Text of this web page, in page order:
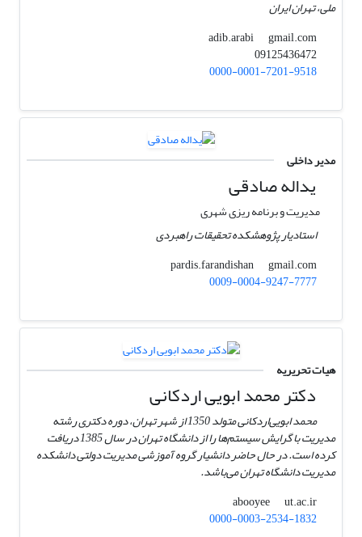
ملی، تهران ایران
adib.arabi
gmail.com
09125436472
0000-0001-7201-9518
مدیر داخلی
یداله صادقی
مدیریت و برنامه ریزی شهری
استادیار پژوهشکده تحقیقات راهبردی
pardis.farandishan
gmail.com
0009-0004-9247-7777
هیات تحریریه
دکتر محمد ابویی اردکانی
محمد ابویی‌اردکانی متولد 1350 از شهر تهران، دوره دکتری رشته
مدیریت با گرایش سیستم‌ها را از دانشگاه تهران در سال 1385 دریافت
کرده است. در حال حاضر دانشیار گروه آموزشی مدیریت دولتی دانشکده
مدیریت دانشگاه تهران می‌باشد.
abooyee
ut.ac.ir
0000-0003-2534-1832